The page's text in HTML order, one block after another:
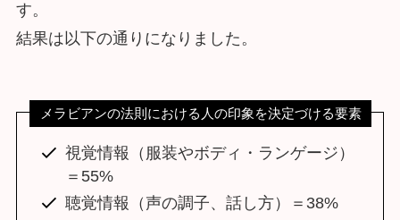
す。
結果は以下の通りになりました。
メラビアンの法則における人の印象を決定づける要素
視覚情報（服装やボディ・ランゲージ）
＝55%
聴覚情報（声の調子、話し方）＝38%